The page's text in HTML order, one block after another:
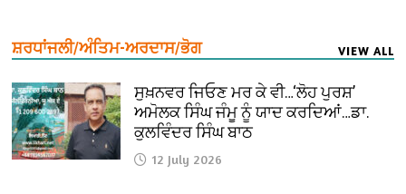
ਸ਼ਰਧਾਂਜਲੀ/ਅੰਤਿਮ-ਅਰਦਾਸ/ਭੋਗ VIEW ALL
ਸੁਖ਼ਨਵਰ ਜਿਓਣ ਮਰ ਕੇ ਵੀ…‘ਲੋਹ ਪੁਰਸ਼’
ਅਮੋਲਕ ਸਿੰਘ ਜੰਮੂ ਨੂੰ ਯਾਦ ਕਰਦਿਆਂ…ਡਾ.
ਕੁਲਵਿੰਦਰ ਸਿੰਘ ਬਾਠ
12 July 2026